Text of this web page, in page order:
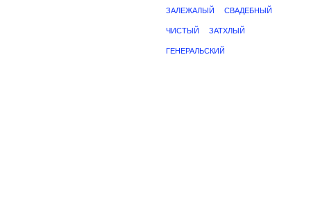
ЗАЛЕЖАЛЫЙ СВАДЕБНЫЙ
ЧИСТЫЙ ЗАТХЛЫЙ
ГЕНЕРАЛЬСКИЙ